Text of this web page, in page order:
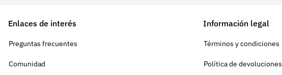
Enlaces de interés
Preguntas frecuentes
Comunidad
Información legal
Términos y condiciones
Política de devoluciones